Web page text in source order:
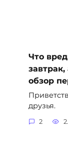
Что
обзор
друзья.
2